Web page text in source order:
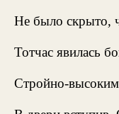
Не было скрыто,
Тотчас явилась
Стройно-